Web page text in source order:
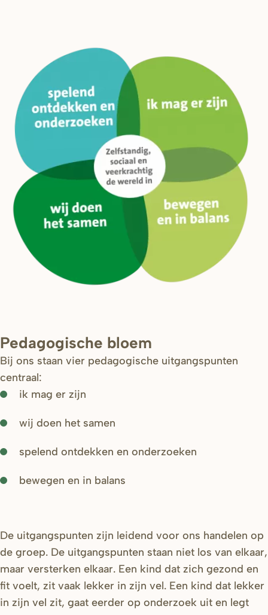
Pedagogische bloem
Bij ons staan vier pedagogische uitgangspunten
centraal:
ik mag er zijn
wij doen het samen
spelend ontdekken en onderzoeken
bewegen en in balans
De uitgangspunten zijn leidend voor ons handelen op
de groep. De uitgangspunten staan niet los van elkaar,
maar versterken elkaar. Een kind dat zich gezond en
fit voelt, zit vaak lekker in zijn vel. Een kind dat lekker
in zijn vel zit, gaat eerder op onderzoek uit en legt